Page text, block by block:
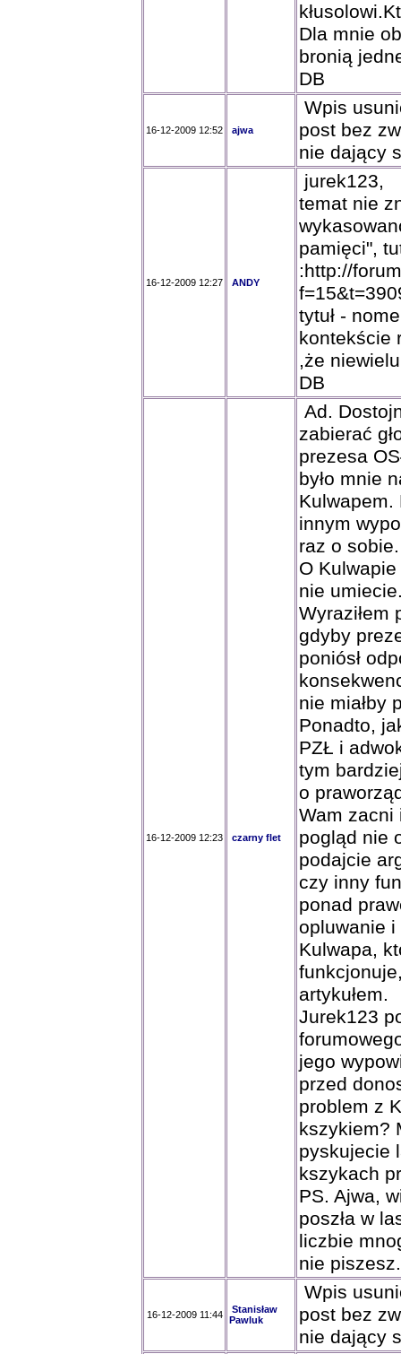
Dla mnie
bronią
DB
16-12-2009 12:52 ajwa
Wpis
post bez
nie dający
16-12-2009 12:27 ANDY
jurek123,
temat nie
pamięci",
:http://
tytuł -
kontekście
,że
DB
16-12-2009 12:23 czarny flet
Ad.
zabierać
prezesa
było mnie
Kulwapem.
innym
raz o sobie.
O
nie
Wyraziłem
gdyby
poniósł
nie miałby
Ponadto,
PZŁ i
tym
o
Wam zacni
pogląd nie
podajcie
czy inny
ponad
opluwanie
Kulwapa,
artykułem.
Jurek123
jego
przed
problem z
kszykiem?
pyskujecie
kszykach
PS. Ajwa,
poszła w
liczbie
nie
16-12-2009 11:44
Stanisław
Pawluk
Wpis
post bez
nie dający